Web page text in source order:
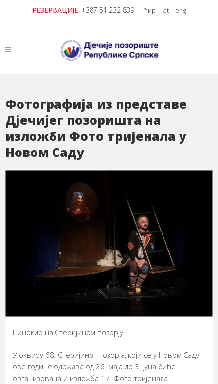
РЕЗЕРВАЦИЈЕ: +387 51 232 839 ћир | lat | eng
Фотографија из представе
Дјечијег позоришта на
изложби Фото тријенала у
Новом Саду
Пинокио на Стеријином позорју
У оквиру 68. Стеријиног позорја, који се у Новом Саду
ове године одржава од 26. маја до 3. јуна биће
организована и изложба 17. Фото тријенала.